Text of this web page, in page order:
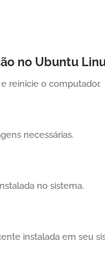
no Ubuntu
reinicie o computador.
necessárias.
no sistema.
instalada em seu